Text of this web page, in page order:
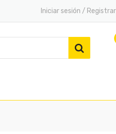
Iniciar sesión /